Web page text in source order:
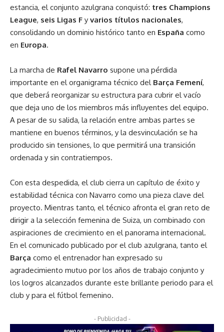
estancia, el conjunto azulgrana conquistó: tres Champions
League, seis Ligas F y varios títulos nacionales,
consolidando un dominio histórico tanto en España como
en Europa.
La marcha de Rafel Navarro supone una pérdida
importante en el organigrama técnico del Barça Femení,
que deberá reorganizar su estructura para cubrir el vacío
que deja uno de los miembros más influyentes del equipo.
A pesar de su salida, la relación entre ambas partes se
mantiene en buenos términos, y la desvinculación se ha
producido sin tensiones, lo que permitirá una transición
ordenada y sin contratiempos.
Con esta despedida, el club cierra un capítulo de éxito y
estabilidad técnica con Navarro como una pieza clave del
proyecto. Mientras tanto, el técnico afronta el gran reto de
dirigir a la selección femenina de Suiza, un combinado con
aspiraciones de crecimiento en el panorama internacional.
En el comunicado publicado por el club azulgrana, tanto el
Barça como el entrenador han expresado su
agradecimiento mutuo por los años de trabajo conjunto y
los logros alcanzados durante este brillante periodo para el
club y para el fútbol femenino.
- Publicidad -